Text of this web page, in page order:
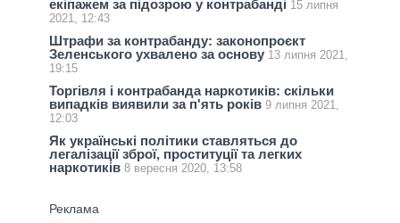
екіпажем за підозрою у контрабанді 15 липня
2021, 12:43
Штрафи за контрабанду: законопроєкт
Зеленського ухвалено за основу 13 липня 2021,
19:15
Торгівля і контрабанда наркотиків: скільки
випадків виявили за п'ять років 9 липня 2021,
12:03
Як українські політики ставляться до
легалізації зброї, проституції та легких
наркотиків 8 вересня 2020, 13:58